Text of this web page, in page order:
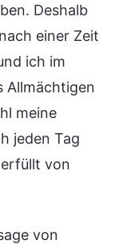
Deshalb
einer Zeit
ich im
Allmächtigen
meine
jeden Tag
von
von